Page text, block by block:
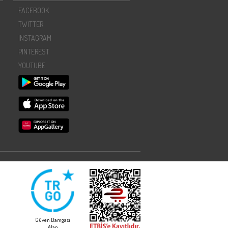
FACEBOOK
TWITTER
INSTAGRAM
PINTEREST
YOUTUBE
Güven Damgası